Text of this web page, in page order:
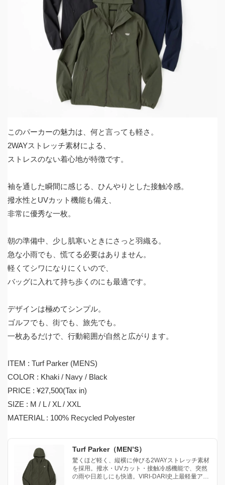
このパーカーの魅力は、何と言っても軽さ。
2WAYストレッチ素材による、
ストレスのない着心地が特徴です。
袖を通した瞬間に感じる、ひんやりとした接触冷感。
撥水性とUVカット機能も備え、
非常に優秀な一枚。
朝の準備中、少し肌寒いときにさっと羽織る。
急な小雨でも、慌てる必要はありません。
軽くてシワになりにくいので、
バッグに入れて持ち歩くのにも最適です。
デザインは極めてシンプル。
ゴルフでも、街でも、旅先でも。
一枚あるだけで、行動範囲が自然と広がります。
ITEM : Turf Parker (MENS)
COLOR : Khaki / Navy / Black
PRICE : ¥27,500(Tax in)
SIZE : M / L / XL / XXL
MATERIAL : 100% Recycled Polyester
Turf Parker（MEN’S）
驚くほど軽く、縦横に伸びる2WAYストレッチ素材
を採用。撥水・UVカット・接触冷感機能で、突然
の雨や日差しにも快適。VIRI-DARI史上最軽量アウ